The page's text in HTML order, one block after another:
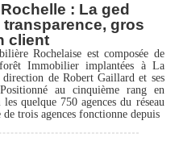
: La ged
gros
client
Rochelaise est composée de
Immobilier implantées à La
de Robert Gaillard et ses
au cinquième rang en
quelque 750 agences du réseau
trois agences fonctionne depuis